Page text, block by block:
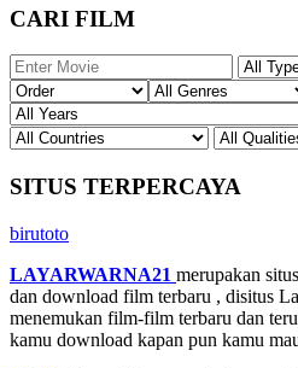
CARI FILM
SITUS TERPERCAYA
birutoto
LAYARWARNA21 merupakan
dan download film terbaru , disitus
menemukan film-film terbaru dan
kamu download kapan pun kamu